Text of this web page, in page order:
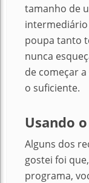
tamanho de
intermediário
poupa tanto
nunca
de começar
o suficiente.
Usando
Alguns dos
gostei foi
programa,